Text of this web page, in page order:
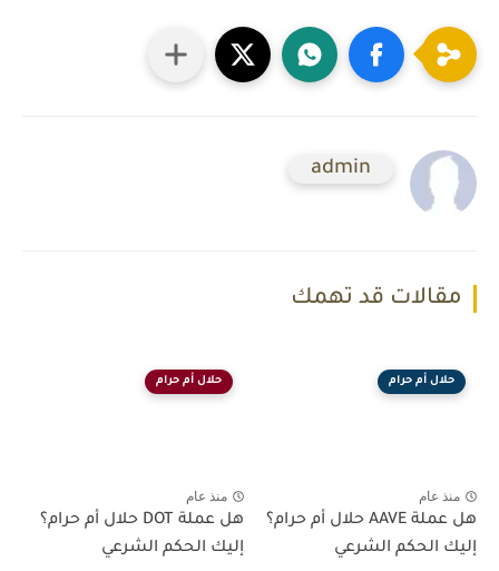
admin
مقالات قد تهمك
حلال أم حرام
منذ عام
هل عملة AAVE حلال أم حرام؟
إليك الحكم الشرعي
حلال أم حرام
منذ عام
هل عملة DOT حلال أم حرام؟
إليك الحكم الشرعي